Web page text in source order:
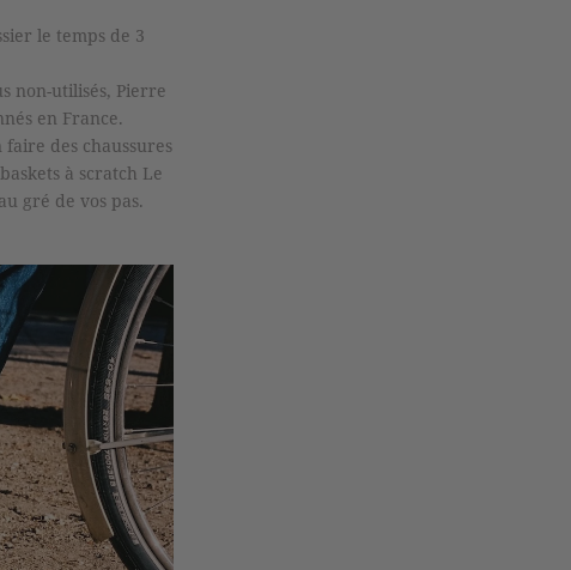
le temps de 3
non-utilisés, Pierre
en France.
faire des chaussures
à scratch Le
gré de vos pas.